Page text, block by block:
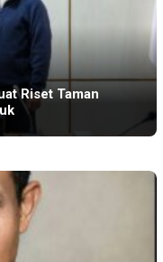
Riset Taman